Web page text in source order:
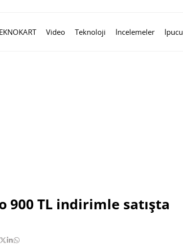
Video Teknoloji İncelemeler İpucu
900 TL indirimle satışta